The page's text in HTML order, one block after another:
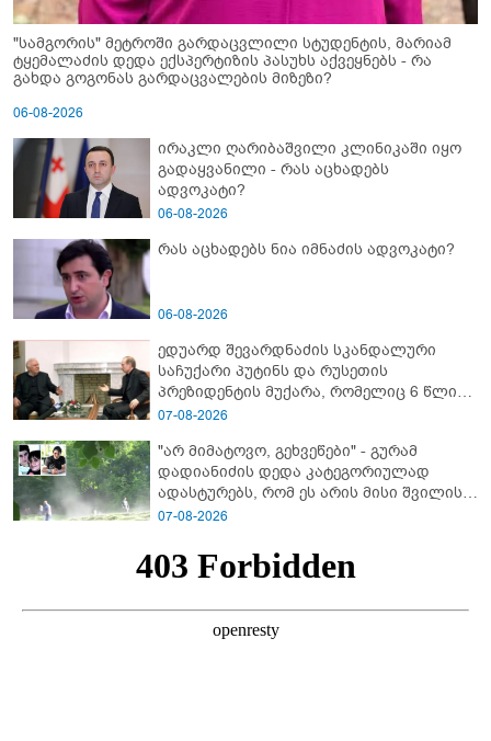
"სამგორის" მეტროში გარდაცვლილი სტუდენტის, მარიამ
ტყემალაძის დედა ექსპერტიზის პასუხს აქვეყნებს - რა
გახდა გოგონას გარდაცვალების მიზეზი?
06-08-2026
ირაკლი ღარიბაშვილი კლინიკაში იყო
გადაყვანილი - რას აცხადებს
ადვოკატი?
06-08-2026
რას აცხადებს ნია იმნაძის ადვოკატი?
06-08-2026
ედუარდ შევარდნაძის სკანდალური
საჩუქარი პუტინს და რუსეთის
პრეზიდენტის მუქარა, რომელიც 6 წლის
შემდეგ აასრულა
07-08-2026
"არ მიმატოვო, გეხვეწები" - გუ­რა­მ
დადიანიძის დედა კა­ტე­გო­რი­უ­ლად
ადას­ტუ­რებს, რომ ეს არის მისი შვი­ლის
ხმა
07-08-2026